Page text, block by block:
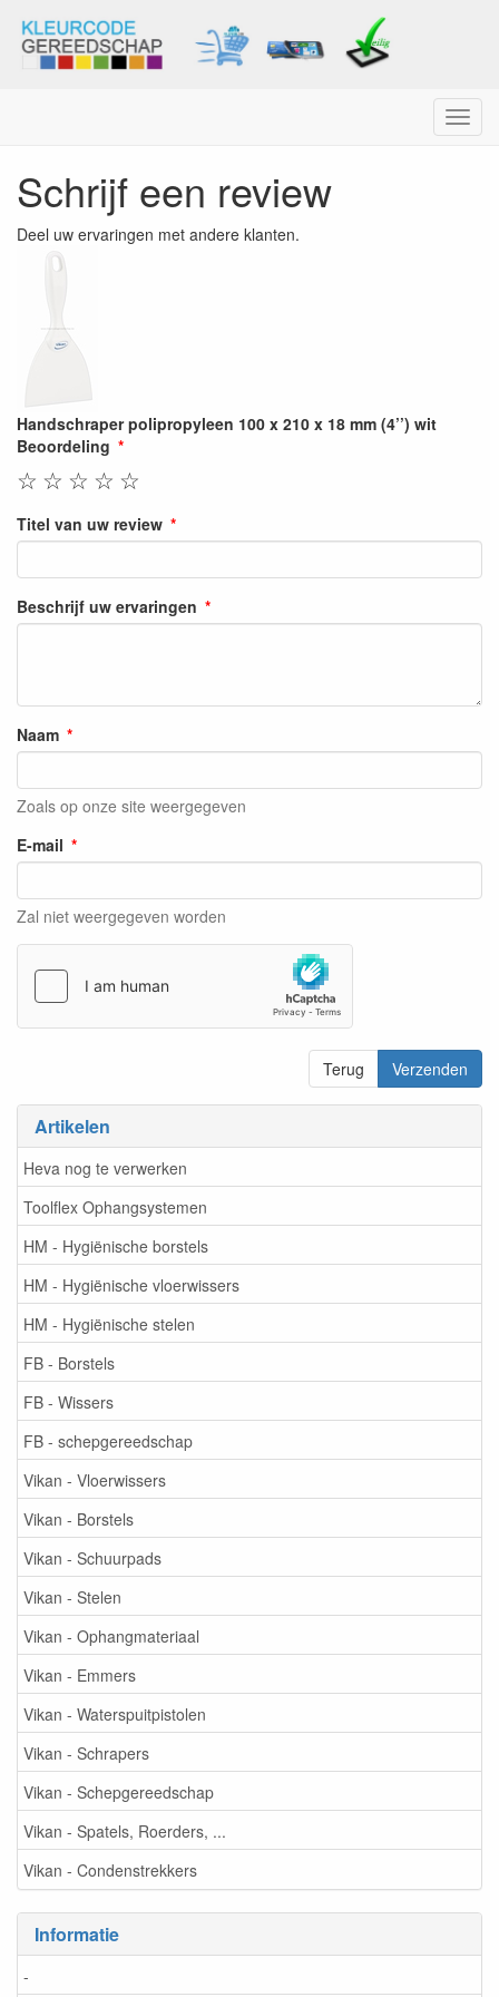
Menu
Artikelen
Heva nog te verwerken
Toolflex Ophangsystemen
HM - Hygiënische borstels
HM - Hygiënische vloerwissers
HM - Hygiënische stelen
FB - Borstels
FB - Wissers
FB - schepgereedschap
Vikan - Vloerwissers
Vikan - Borstels
Vikan - Schuurpads
Vikan - Stelen
Vikan - Ophangmateriaal
Vikan - Emmers
Vikan - Waterspuitpistolen
Vikan - Schrapers
Vikan - Schepgereedschap
Vikan - Spatels, Roerders, ...
Vikan - Condenstrekkers
Informatie
-
Schrijf een review
Deel uw ervaringen met andere klanten.
Handschraper polipropyleen 100 x 210 x 18 mm (4’’) wit
Beoordeling
☆
☆
☆
☆
☆
Titel van uw review
Beschrijf uw ervaringen
Naam
Zoals op onze site weergegeven
E-mail
Zal niet weergegeven worden
Terug Verzenden